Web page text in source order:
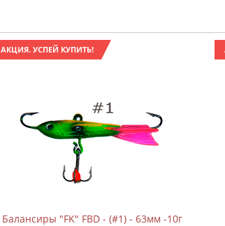
АКЦИЯ. УСПЕЙ КУПИТЬ!
Балансиры "FK" FBD - (#1) - 63мм -10г